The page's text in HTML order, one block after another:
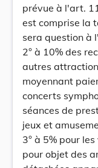
prévue à l'art.
est comprise la
sera question à
2° à 10% des
autres
moyennant
concerts
séances de
jeux et
3° à 5% pour
pour objet des